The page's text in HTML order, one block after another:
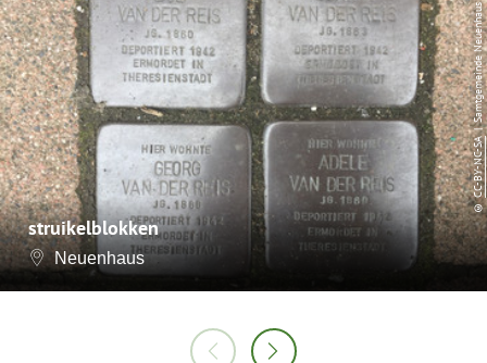
struikelblokken
Neuenhaus
©
CC-BY-NC-SA
| Samtgemeinde Neuenhaus